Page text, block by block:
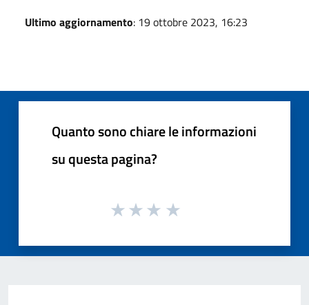
Ultimo aggiornamento: 19 ottobre 2023, 16:23
Quanto sono chiare le informazioni
su questa pagina?